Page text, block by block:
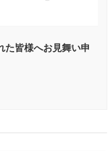
た皆様へお見舞い申